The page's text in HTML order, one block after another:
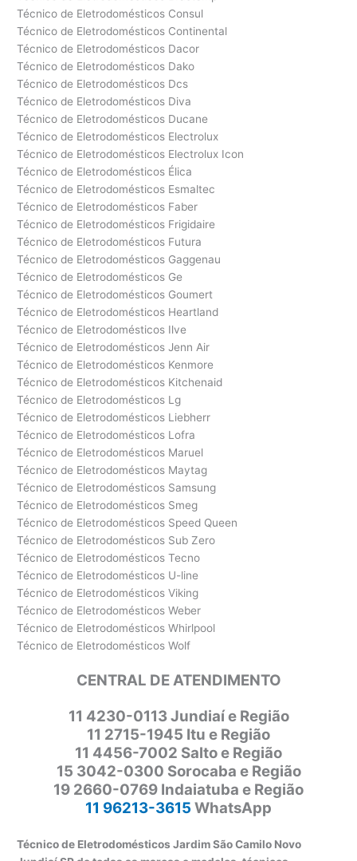
Técnico de Eletrodomésticos Consul
Técnico de Eletrodomésticos Continental
Técnico de Eletrodomésticos Dacor
Técnico de Eletrodomésticos Dako
Técnico de Eletrodomésticos Dcs
Técnico de Eletrodomésticos Diva
Técnico de Eletrodomésticos Ducane
Técnico de Eletrodomésticos Electrolux
Técnico de Eletrodomésticos Electrolux Icon
Técnico de Eletrodomésticos Élica
Técnico de Eletrodomésticos Esmaltec
Técnico de Eletrodomésticos Faber
Técnico de Eletrodomésticos Frigidaire
Técnico de Eletrodomésticos Futura
Técnico de Eletrodomésticos Gaggenau
Técnico de Eletrodomésticos Ge
Técnico de Eletrodomésticos Goumert
Técnico de Eletrodomésticos Heartland
Técnico de Eletrodomésticos Ilve
Técnico de Eletrodomésticos Jenn Air
Técnico de Eletrodomésticos Kenmore
Técnico de Eletrodomésticos Kitchenaid
Técnico de Eletrodomésticos Lg
Técnico de Eletrodomésticos Liebherr
Técnico de Eletrodomésticos Lofra
Técnico de Eletrodomésticos Maruel
Técnico de Eletrodomésticos Maytag
Técnico de Eletrodomésticos Samsung
Técnico de Eletrodomésticos Smeg
Técnico de Eletrodomésticos Speed Queen
Técnico de Eletrodomésticos Sub Zero
Técnico de Eletrodomésticos Tecno
Técnico de Eletrodomésticos U-line
Técnico de Eletrodomésticos Viking
Técnico de Eletrodomésticos Weber
Técnico de Eletrodomésticos Whirlpool
Técnico de Eletrodomésticos Wolf
CENTRAL DE ATENDIMENTO
11 4230-0113 Jundiaí e Região
11 2715-1945 Itu e Região
11 4456-7002 Salto e Região
15 3042-0300 Sorocaba e Região
19 2660-0769 Indaiatuba e Região
11 96213-3615 WhatsApp
Técnico de Eletrodomésticos Jardim São Camilo Novo